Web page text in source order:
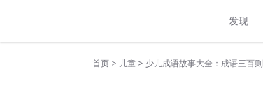
发现
首页 > 儿童 > 少儿成语故事大全：成语三百则